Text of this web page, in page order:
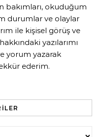
bakımları, okuduğum
durumlar ve olaylar
ile kişisel görüş ve
yazılarımı
yorum yazarak
ederim.